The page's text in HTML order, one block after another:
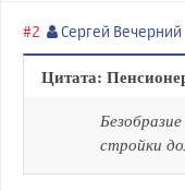
#2 Сергей Вечерний
Цитата:
стройки